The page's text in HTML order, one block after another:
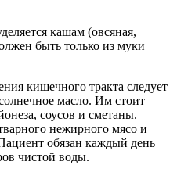
кашам (овсяная,
быть только из муки
кишечного тракта следует
масло. Им стоит
соусов и сметаны.
нежирного мясо и
обязан каждый день
чистой воды.